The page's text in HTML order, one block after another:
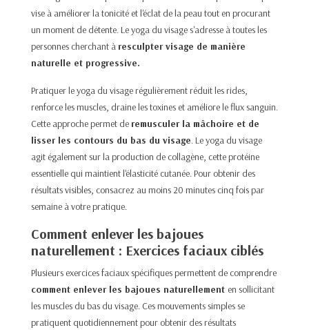
vise à améliorer la tonicité et l'éclat de la peau tout en procurant
un moment de détente. Le yoga du visage s'adresse à toutes les
personnes cherchant à resculpter visage de manière
naturelle et progressive.​
Pratiquer le yoga du visage régulièrement réduit les rides,
renforce les muscles, draine les toxines et améliore le flux sanguin.
Cette approche permet de remusculer la mâchoire et de
lisser les contours du bas du visage. Le yoga du visage
agit également sur la production de collagène, cette protéine
essentielle qui maintient l'élasticité cutanée. Pour obtenir des
résultats visibles, consacrez au moins 20 minutes cinq fois par
semaine à votre pratique.​
Comment enlever les bajoues
naturellement : Exercices faciaux ciblés
Plusieurs exercices faciaux spécifiques permettent de comprendre
comment enlever les bajoues naturellement en sollicitant
les muscles du bas du visage. Ces mouvements simples se
pratiquent quotidiennement pour obtenir des résultats